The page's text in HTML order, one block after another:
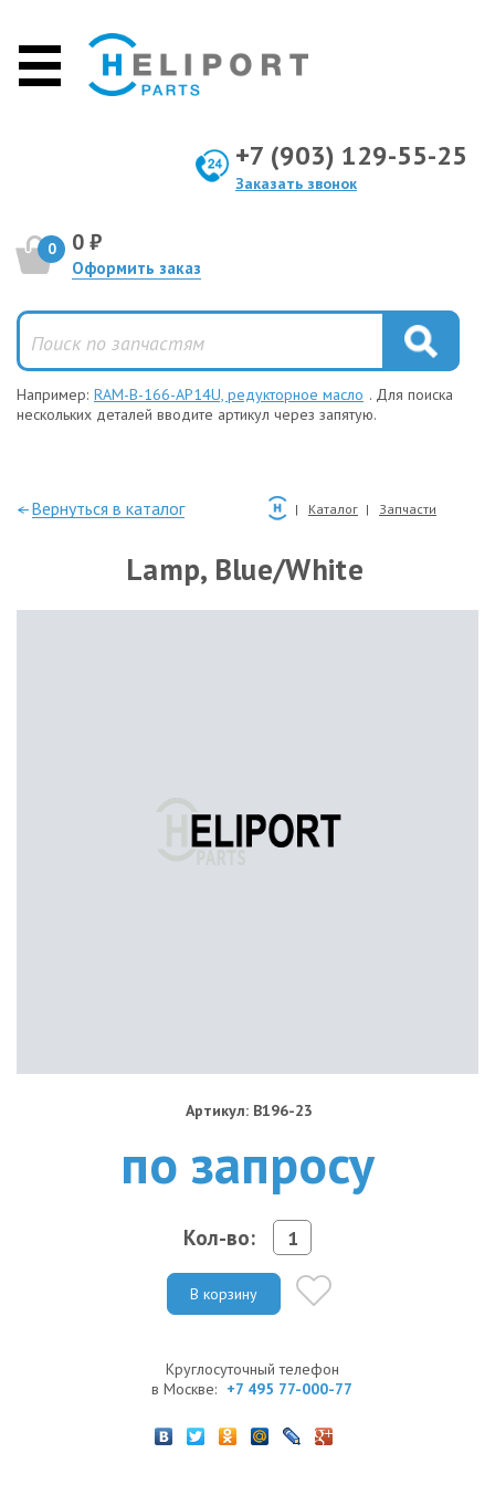
+7 (903) 129-55-25
Заказать звонок
0 0 ₽
Оформить заказ
Например: RAM-B-166-AP14U, редукторное масло . Для поиска
нескольких деталей вводите артикул через запятую.
—Вернуться в каталог Каталог Запчасти
Lamp, Blue/White
Артикул: B196-23
по запросу
Кол-во:
В корзину
Круглосуточный телефон
в Москве: +7 495 77-000-77